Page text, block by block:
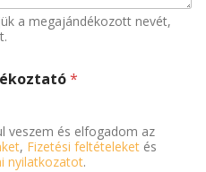
a megajándékozott nevét,
*
veszem és elfogadom az
, Fizetési feltételeket és
nyilatkozatot.